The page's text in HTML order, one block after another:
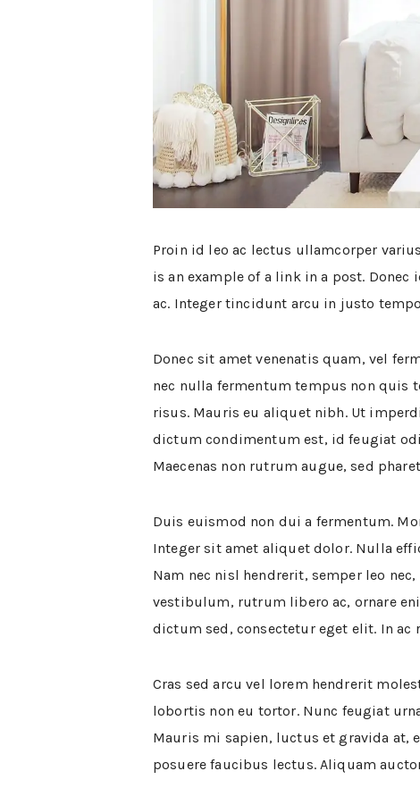
Proin id leo ac lectus ullamcorper
is an example of a link in a post.
ac. Integer tincidunt arcu in justo
Donec sit amet venenatis quam, vel
nec nulla fermentum tempus non quis
risus. Mauris eu aliquet nibh. Ut
dictum condimentum est, id feugiat
Maecenas non rutrum augue, sed
Duis euismod non dui a fermentum.
Integer sit amet aliquet dolor. Nulla
Nam nec nisl hendrerit, semper leo
vestibulum, rutrum libero ac, ornare
dictum sed, consectetur eget elit. In
Cras sed arcu vel lorem hendrerit
lobortis non eu tortor. Nunc feugiat
Mauris mi sapien, luctus et gravida at,
posuere faucibus lectus. Aliquam